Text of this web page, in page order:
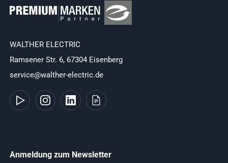
WALTHER ELECTRIC
Ramsener Str. 6, 67304 Eisenberg
service@walther-electric.de
Anmeldung zum Newsletter